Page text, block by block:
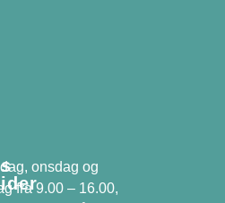
onsdag og
fra 9.00 – 16.00,